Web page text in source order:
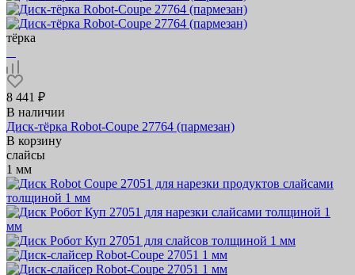
тёрка
8 441 ₽
В наличии
Диск-тёрка Robot-Coupe 27764 (пармезан)
В корзину
слайсы
1 мм